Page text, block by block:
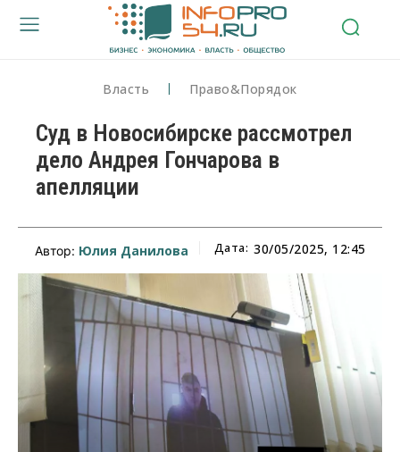
Власть Право&Порядок
Суд в Новосибирске рассмотрел
дело Андрея Гончарова в
апелляции
Автор: Юлия Данилова Дата: 30/05/2025, 12:45